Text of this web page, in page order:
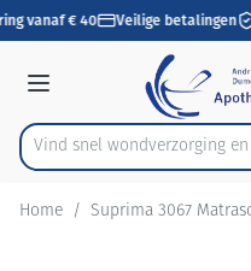
Ga naar de inhoud
1 van 1
vanaf € 40 Veilige betalingen
Menu
Product, merk, categorie...
Vind snel wondverzor
Home / Suprima 3067